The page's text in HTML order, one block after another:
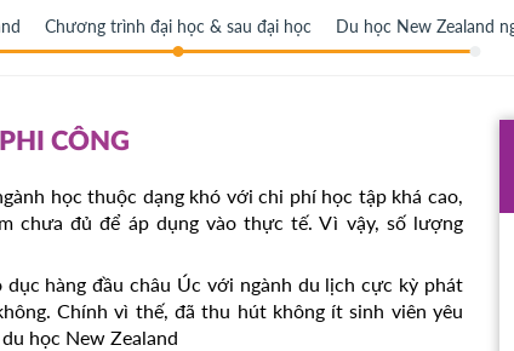
Chương trình đại học & sau đại học Du học New Zealand
CÔNG
học thuộc dạng khó với chi phí học tập khá cao,
chưa đủ để áp dụng vào thực tế. Vì vậy, số lượng
hàng đầu châu Úc với ngành du lịch cực kỳ phát
Chính vì thế, đã thu hút không ít sinh viên yêu
học New Zealand